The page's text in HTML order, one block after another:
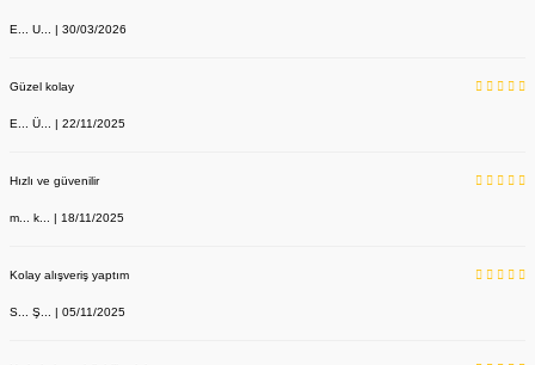
E... U... | 30/03/2026
Güzel kolay
E... Ü... | 22/11/2025
Hızlı ve güvenilir
m... k... | 18/11/2025
Kolay alışveriş yaptım
S... Ş... | 05/11/2025